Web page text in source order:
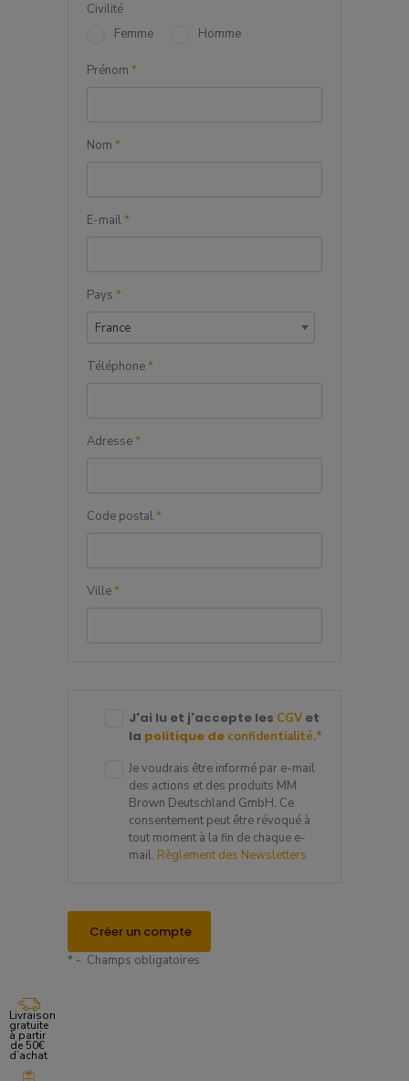
Civilité
Femme
Homme
Prénom *
Nom *
E-mail*
Pays *
France
Téléphone*
Adresse*
Code postal*
Ville*
J'ai lu et j'accepte les CGVet
la politique de confidentialité.*
Je voudrais être informé par e-mail
des actions et des produits MM
Brown Deutschland GmbH. Ce
consentement peut être révoqué à
tout moment à la fin de chaque e-
mail. Règlement des Newsletters
Créer un compte
* - Champs obligatoires
Livraison
gratuite
à partir
de 50€
d’achat